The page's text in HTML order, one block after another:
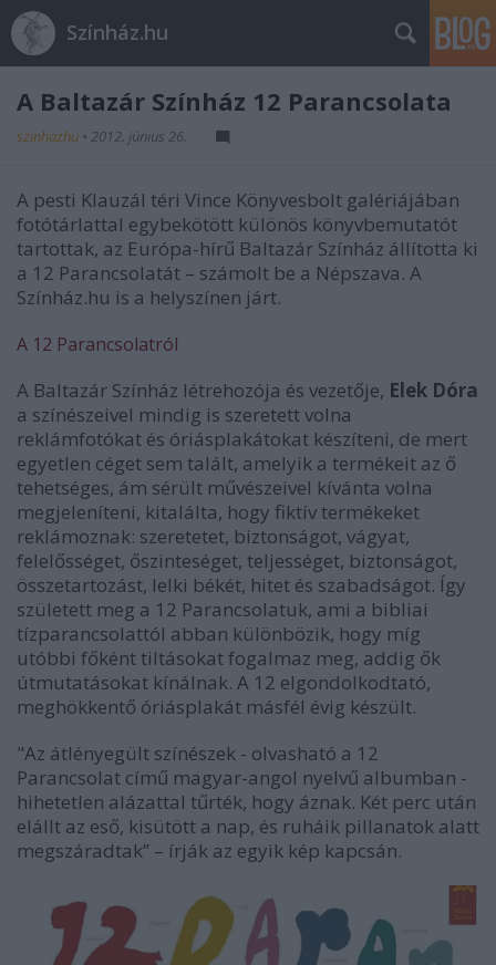
Színház.hu
A Baltazár Színház 12 Parancsolata
szinhazhu • 2012. június 26.
A pesti Klauzál téri Vince Könyvesbolt galériájában
fotótárlattal egybekötött különös könyvbemutatót
tartottak, az Európa-hírű Baltazár Színház állította ki
a 12 Parancsolatát – számolt be a Népszava. A
Színház.hu is a helyszínen járt.
A 12 Parancsolatról
A Baltazár Színház létrehozója és vezetője, Elek Dóra
a színészeivel mindig is szeretett volna
reklámfotókat és óriásplakátokat készíteni, de mert
egyetlen céget sem talált, amelyik a termékeit az ő
tehetséges, ám sérült művészeivel kívánta volna
megjeleníteni, kitalálta, hogy fiktív termékeket
reklámoznak: szeretetet, biztonságot, vágyat,
felelősséget, őszinteséget, teljességet, biztonságot,
összetartozást, lelki békét, hitet és szabadságot. Így
született meg a 12 Parancsolatuk, ami a bibliai
tízparancsolattól abban különbözik, hogy míg
utóbbi főként tiltásokat fogalmaz meg, addig ők
útmutatásokat kínálnak. A 12 elgondolkodtató,
meghökkentő óriásplakát másfél évig készült.
"Az átlényegült színészek - olvasható a 12
Parancsolat című magyar-angol nyelvű albumban -
hihetetlen alázattal tűrték, hogy áznak. Két perc után
elállt az eső, kisütött a nap, és ruháik pillanatok alatt
megszáradtak” – írják az egyik kép kapcsán.